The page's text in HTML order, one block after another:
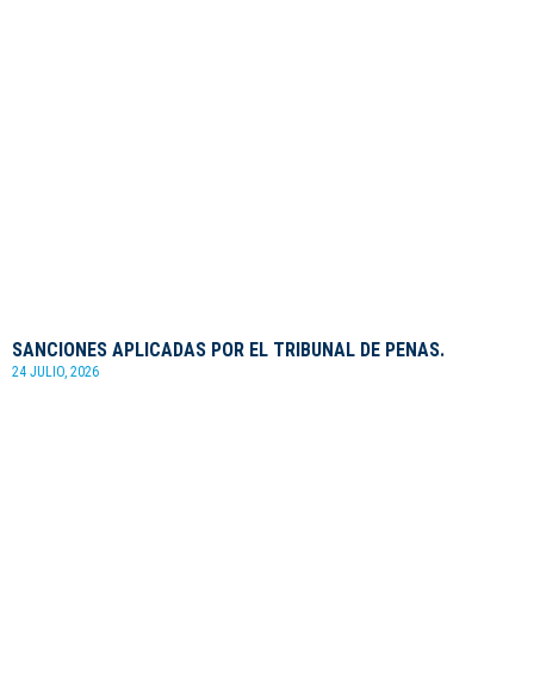
SANCIONES APLICADAS POR EL TRIBUNAL DE PENAS.
24 JULIO, 2026